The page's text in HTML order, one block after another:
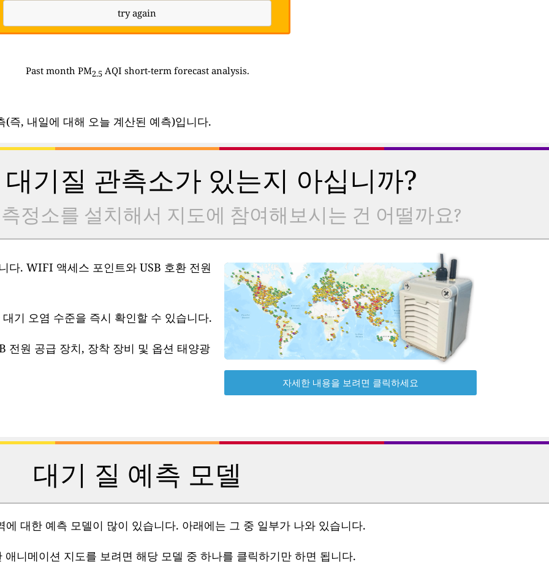
try again
Past month PM2.5 AQI short-term forecast analysis.
즉, 내일에 대해 오늘 계산된 예측)입니다.
기질 관측소가 있는지 아십니까?
정소를 설치해서 지도에 참여해보시는 건 어떨까요?
다. WIFI 액세스 포인트와 USB 호환 전원
기 오염 수준을 즉시 확인할 수 있습니다.
전원 공급 장치, 장착 장비 및 옵션 태양광
자세한 내용을 보려면 클릭하세요
대기 질 예측 모델
에 대한 예측 모델이 많이 있습니다. 아래에는 그 중 일부가 나와 있습니다.
애니메이션 지도를 보려면 해당 모델 중 하나를 클릭하기만 하면 됩니다.